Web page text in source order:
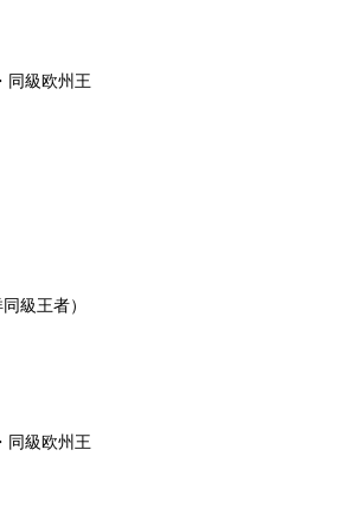
同級欧州王
級王者）
同級欧州王